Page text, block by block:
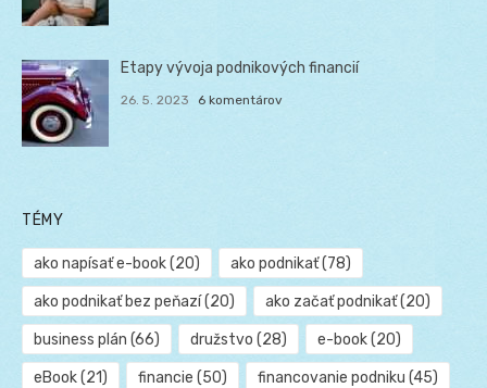
Etapy vývoja podnikových financií
26. 5. 2023 6 komentárov
TÉMY
ako napísať e-book(20) ako podnikať(78)
ako podnikať bez peňazí(20) ako začať podnikať(20)
business plán (66) družstvo (28) e-book(20)
eBook(21) financie (50) financovanie podniku (45)